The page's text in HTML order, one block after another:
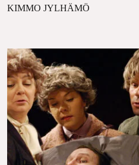
KIMMO JYLHÄMÖ